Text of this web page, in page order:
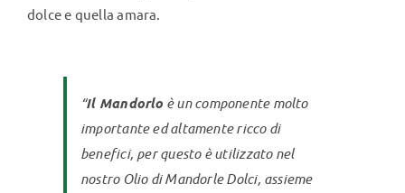
dolce e quella amara.
“Il Mandorlo è un componente molto
importante ed altamente ricco di
benefici, per questo è utilizzato nel
nostro Olio di Mandorle Dolci, assieme